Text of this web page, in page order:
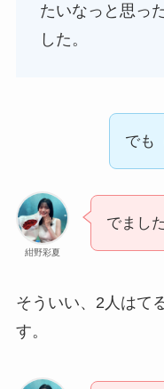
たいなっと思っ
した。
でも
紺野彩夏
でました
そういい、2人はて
す。